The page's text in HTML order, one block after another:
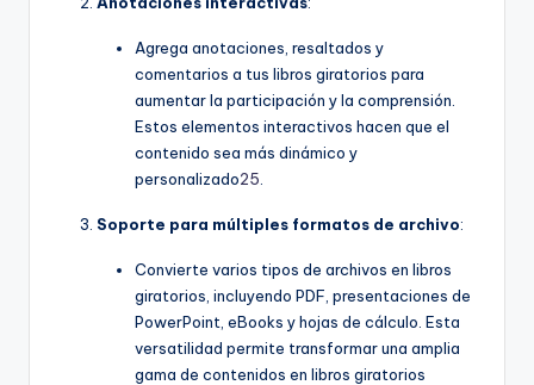
Agrega anotaciones, resaltados y
comentarios a tus libros giratorios para
aumentar la participación y la comprensión.
Estos elementos interactivos hacen que el
contenido sea más dinámico y
personalizado25
Soporte para múltiples formatos de archivo:
Convierte varios tipos de archivos en libros
giratorios, incluyendo PDF, presentaciones de
PowerPoint, eBooks y hojas de cálculo. Esta
versatilidad permite transformar una amplia
gama de contenidos en libros giratorios